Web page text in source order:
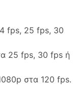
fps, 25 fps, 30
25 fps, 30 fps ή
στα 120 fps.